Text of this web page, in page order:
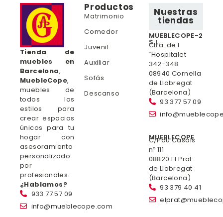
Tienda de
muebles en
Barcelona,
MuebleCope,
muebles de
todos los
estilos para
crear espacios
únicos para tu
hogar con
asesoramiento
personalizado
por
profesionales.
¿Hablamos?
933 77 57 09
info@mueblecope.com
Productos
Matrimonio
Comedor
Juvenil
Auxiliar
Sofás
Descanso
Nuestras
tiendas
MUEBLECOPE-2
S.L.
Ctra. de l
´Hospitalet
342-348
08940 Cornella
de Llobregat
(Barcelona)
93 377 57 09
MUEBLECOPE
C/Pau Casals
nº 111
08820 El Prat
de Llobregat
(Barcelona)
93 379 40 41